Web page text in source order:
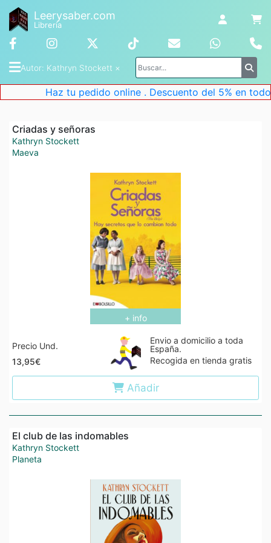
Leerysaber.com
Librería
Autor: Kathryn Stockett ×
Haz tu pedido online . Descuento del 5% en
Criadas y señoras
Kathryn Stockett
Maeva
+ info
Precio Und.
13,95€
Envio a domicilio a toda
España.
Recogida en tienda gratis
Añadir
El club de las indomables
Kathryn Stockett
Planeta